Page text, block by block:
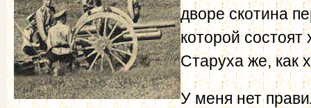
дворе скотина
которой
Старуха же, как
У меня нет